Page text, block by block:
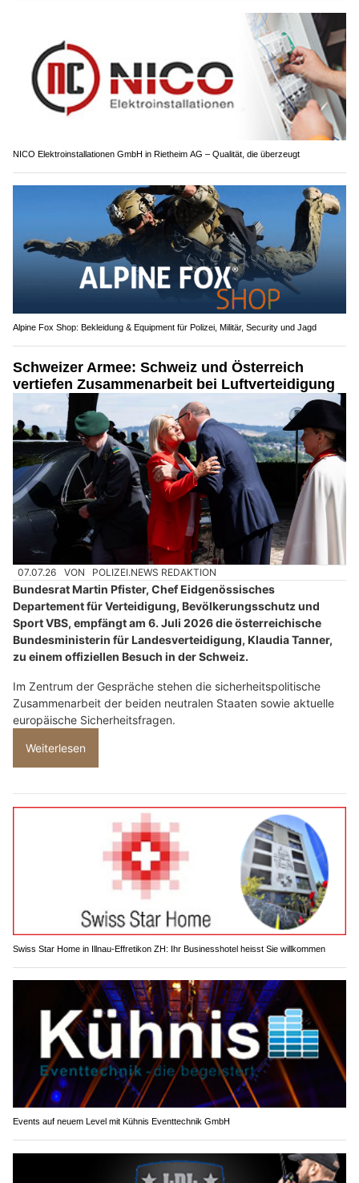
NICO Elektroinstallationen GmbH in Rietheim AG – Qualität, die überzeugt
Alpine Fox Shop: Bekleidung & Equipment für Polizei, Militär, Security und Jagd
Schweizer Armee: Schweiz und Österreich
vertiefen Zusammenarbeit bei Luftverteidigung
07.07.26 VON POLIZEI.NEWS REDAKTION
Bundesrat Martin Pfister, Chef Eidgenössisches
Departement für Verteidigung, Bevölkerungsschutz und
Sport VBS, empfängt am 6. Juli 2026 die österreichische
Bundesministerin für Landesverteidigung, Klaudia Tanner,
zu einem offiziellen Besuch in der Schweiz.
Im Zentrum der Gespräche stehen die sicherheitspolitische
Zusammenarbeit der beiden neutralen Staaten sowie aktuelle
europäische Sicherheitsfragen.
Weiterlesen
Swiss Star Home in Illnau-Effretikon ZH: Ihr Businesshotel heisst Sie willkommen
Events auf neuem Level mit Kühnis Eventtechnik GmbH